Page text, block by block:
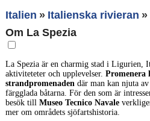
Italien Italienska rivieran
Om La Spezia
La Spezia är en charmig stad i Ligurien,
aktiviteteter och upplevelser. Promenera
strandpromenadendär man kan njuta
färgglada båtarna. För den som är
besök till Museo Tecnico Navale
mer om områdets sjöfartshistoria.